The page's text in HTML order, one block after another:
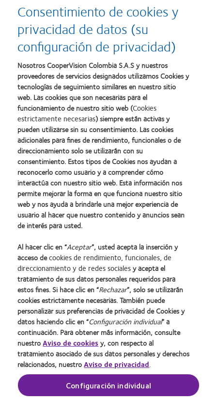
plastic-packages- so-essential/
https://www.craftechind.com/the-many-uses-of-plastic-materials-in-medicine/
https://www.mpo-mag.com/contents/view_online-exclusives/2017-10-09/5-
ways-plastics-revolutionized-the-healthcare-industry/
CooperVision®, data on file, 2021. Plastic Neutrality Survey, 200 eye care
professionals and 1,500 consumers aged 16-65 years. France, Germany, UK and
Sweden n=300. The Netherlands and Belgium n=150. France = 88%, Germany = 84%,
UK = 87%, Sweden = 87%, Netherlands = 80%, Belgium = 77%.
The PEW Charitable Trusts and SYSTEMIQ. Breaking the plastic wave: a
comprehensive assessment of pathways towards stopping ocean plastic pollution. July
23, 2020. Accessed
December 21, 2020. About Plastic Bank. Assessed December 21, 2020;
https://Plastic Bank.com/.
Relevant products
clariti® 1 day multifocal 3 Add
Inicio
Nuestra empresa
Nuestros productos
Política de privacidad
Condiciones del servicio
Web del usuario
Consentimiento de cookies y
privacidad de datos (su
configuración de privacidad)
Nosotros CooperVision Colombia S.A.S y nuestros
proveedores de servicios designados utilizamos Cookies y
tecnologías de seguimiento similares en nuestro sitio
web. Las cookies que son necesarias para el
funcionamiento de nuestro sitio web (Cookies
estrictamente necesarias) siempre están activas y
pueden utilizarse sin su consentimiento. Las cookies
adicionales para fines de rendimiento, funcionales o de
direccionamiento solo se utilizarán con su
consentimiento. Estos tipos de Cookies nos ayudan a
reconocerlo como usuario y a comprender cómo
interactúa con nuestro sitio web. Esta información nos
permite mejorar la forma en que funciona nuestro sitio
web y nos ayuda a brindarle una mejor experiencia de
usuario al hacer que nuestro contenido y anuncios sean
de interés para usted.
Al hacer clic en “Aceptar”, usted acepta la inserción y
acceso decookies de rendimiento, funcionales, de
direccionamiento y de redes socialesy acepta el
tratamiento de sus datos personales requeridos para
estos fines. Si hace clic en “Rechazar”, solo se utilizarán
cookies estrictamente necesarias. También puede
personalizar sus preferencias de privacidad de Cookies y
datos haciendo clic en “Configuración individual” a
continuación. Para obtener más información, consulte
nuestroAviso de cookiesy, con respecto al
tratamiento asociado de sus datos personales y derechos
relacionados, nuestroAviso de privacidad.
Configuración individual